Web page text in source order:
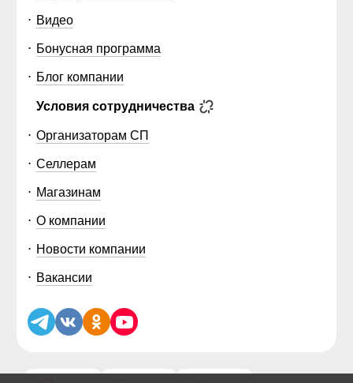
Видео
Бонусная программа
Блог компании
Условия сотрудничества
Организаторам СП
Селлерам
Магазинам
О компании
Новости компании
Вакансии